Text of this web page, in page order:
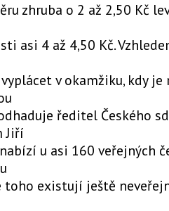
zhruba o 2 až 2,50 Kč
asi 4 až 4,50 Kč.
v okamžiku, kdy
ředitel Českého
Jiří
u asi 160 veřejných
toho existují ještě